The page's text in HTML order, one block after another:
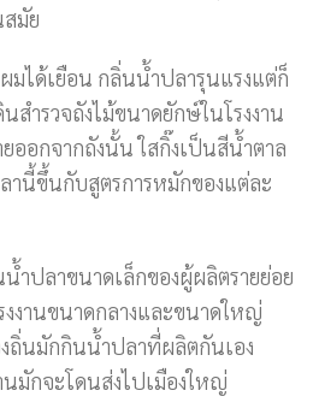
มัย
มได้เยือน กลิ่นน้ำปลารุนแรงแต่ก็
สำรวจถังไม้ขนาดยักษ์ในโรงงาน
ออกจากถังนั้น ใสกิ๊งเป็นสีน้ำตาล
านี้ขึ้นกับสูตรการหมักของแต่ละ
น้ำปลาขนาดเล็กของผู้ผลิตรายย่อย
งงานขนาดกลางและขนาดใหญ่
ถิ่นมักกินน้ำปลาที่ผลิตกันเอง
นมักจะโดนส่งไปเมืองใหญ่